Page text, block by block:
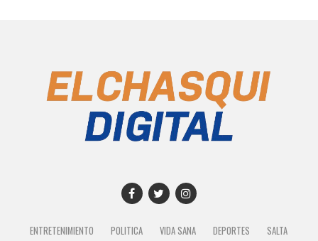
ENTRETENIMIENTO POLITICA VIDA SANA DEPORTES SALTA